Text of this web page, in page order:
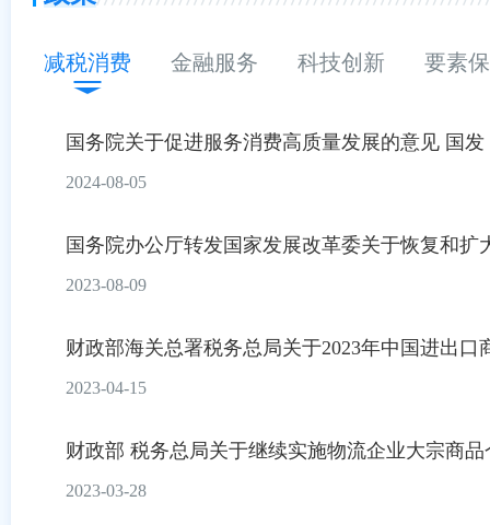
减税消费 金融服务 科技创新 要素
国务院关于促进服务消费高质量发展的意见 国发
2024-08-05
国务院办公厅转发国家发展改革委关于恢复和扩
2023-08-09
财政部海关总署税务总局关于2023年中国进出口
2023-04-15
财政部 税务总局关于继续实施物流企业大宗商
2023-03-28